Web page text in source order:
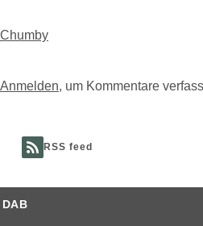
Chumby
Anmelden, um Kommentare
RSS feed
DAB